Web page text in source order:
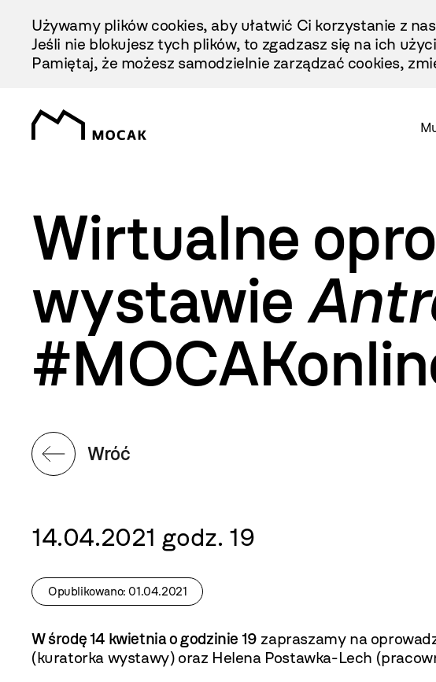
Treści
Używamy plików cookies, aby ułatwić Ci korzystanie z
Jeśli nie blokujesz tych plików, to zgadzasz się na ich
Pamiętaj, że możesz samodzielnie zarządzać cookies,
Wirtualne
wystawie
Wróć
14.04.2021 godz. 19
Opublikowano: 01.04.2021
W środę 14 kwietnia o godzinie 19 zapraszamy na
(kuratorka wystawy) oraz Helena Postawka-Lech